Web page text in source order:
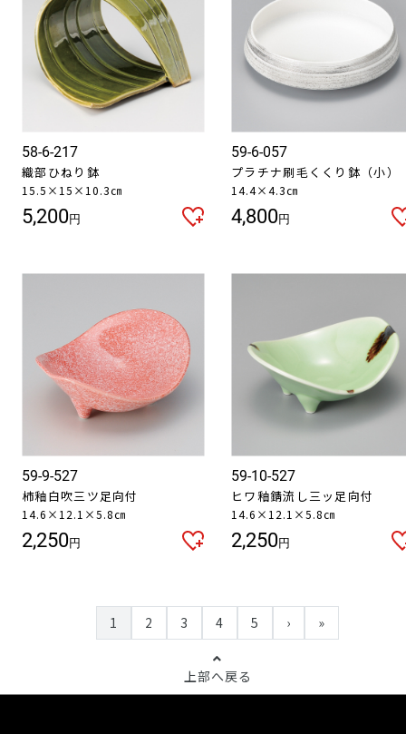
58-6-217
織部ひねり鉢
15.5×15×10.3㎝
5,200円
59-6-057
プラチナ刷毛くくり鉢（小）
14.4×4.3㎝
4,800円
59-9-527
柿釉白吹三ツ足向付
14.6×12.1×5.8㎝
2,250円
59-10-527
ヒワ釉錆流し三ッ足向付
14.6×12.1×5.8㎝
2,250円
1 2 3 4 5 › »
上部へ戻る